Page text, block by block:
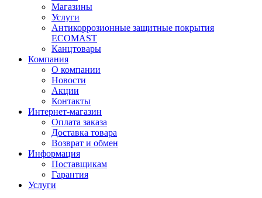
Магазины
Услуги
Антикоррозионные защитные покрытия
ECOMAST
Канцтовары
Компания
О компании
Новости
Акции
Контакты
Интернет-магазин
Оплата заказа
Доставка товара
Возврат и обмен
Информация
Поставщикам
Гарантия
Услуги